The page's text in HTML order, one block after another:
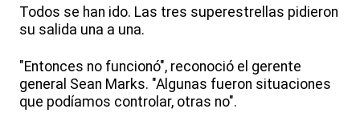
Todos se han ido. Las tres superestrellas pidieron
su salida una a una.
"Entonces no funcionó", reconoció el gerente
general Sean Marks. "Algunas fueron situaciones
que podíamos controlar, otras no".